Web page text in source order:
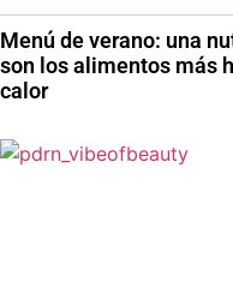
Menú de verano: una
son los alimentos más
calor